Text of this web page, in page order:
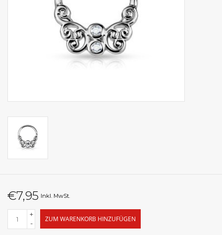
€7,95 Inkl. MwSt.
+
-
ZUM WARENKORB HINZUFÜGEN